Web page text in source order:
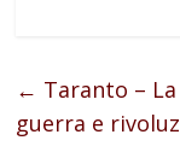
← Taranto –
guerra e